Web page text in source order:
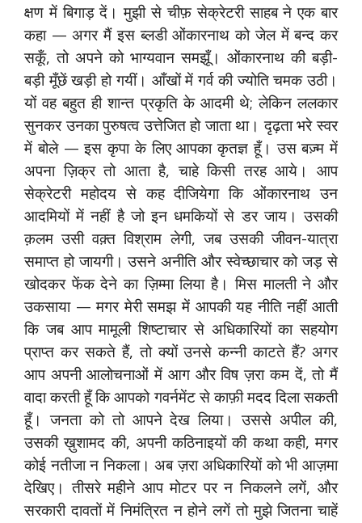
क्षण में बिगाड़ दें। मुझी से चीफ़ सेक्रेटरी साहब ने एक बार
कहा — अगर मैं इस ब्लडी ओंकारनाथ को जेल में बन्द कर
सकूँ, तो अपने को भाग्यवान समझूँ। ओंकारनाथ की बड़ी-
बड़ी मूँछें खड़ी हो गयीं। आँखों में गर्व की ज्योति चमक उठी।
यों वह बहुत ही शान्त प्रकृति के आदमी थे; लेकिन ललकार
सुनकर उनका पुरुषत्व उत्तेजित हो जाता था। दृढ़ता भरे स्वर
में बोले — इस कृपा के लिए आपका कृतज्ञ हूँ। उस बज़्म में
अपना ज़िक्र तो आता है, चाहे किसी तरह आये। आप
सेक्रेटरी महोदय से कह दीजियेगा कि ओंकारनाथ उन
आदमियों में नहीं है जो इन धमकियों से डर जाय। उसकी
क़लम उसी वक़्त विश्राम लेगी, जब उसकी जीवन-यात्रा
समाप्त हो जायगी। उसने अनीति और स्वेच्छाचार को जड़ से
खोदकर फेंक देने का ज़िम्मा लिया है। मिस मालती ने और
उकसाया — मगर मेरी समझ में आपकी यह नीति नहीं आती
कि जब आप मामूली शिष्टाचार से अधिकारियों का सहयोग
प्राप्त कर सकते हैं, तो क्यों उनसे कन्नी काटते हैं? अगर
आप अपनी आलोचनाओं में आग और विष ज़रा कम दें, तो मैं
वादा करती हूँ कि आपको गवर्नमेंट से काफ़ी मदद दिला सकती
हूँ। जनता को तो आपने देख लिया। उससे अपील की,
उसकी ख़ुशामद की, अपनी कठिनाइयों की कथा कही, मगर
कोई नतीजा न निकला। अब ज़रा अधिकारियों को भी आज़मा
देखिए। तीसरे महीने आप मोटर पर न निकलने लगें, और
सरकारी दावतों में निमंत्रित न होने लगें तो मुझे जितना चाहें